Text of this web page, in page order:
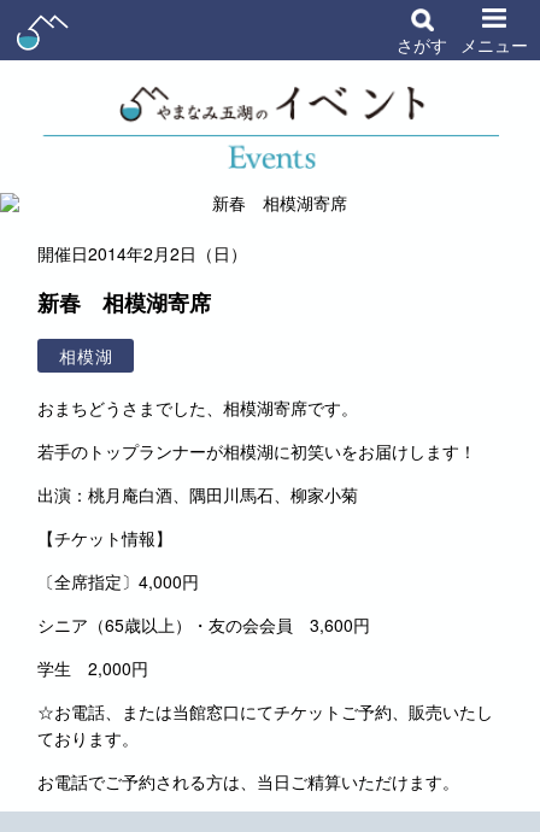
さがす メニュー
開催日2014年2月2日（日）
新春 相模湖寄席
相模湖
おまちどうさまでした、相模湖寄席です。
若手のトップランナーが相模湖に初笑いをお届けします！
出演：桃月庵白酒、隅田川馬石、柳家小菊
【チケット情報】
〔全席指定〕4,000円
シニア（65歳以上）・友の会会員 3,600円
学生 2,000円
☆お電話、または当館窓口にてチケットご予約、販売いたし
ております。
お電話でご予約される方は、当日ご精算いただけます。